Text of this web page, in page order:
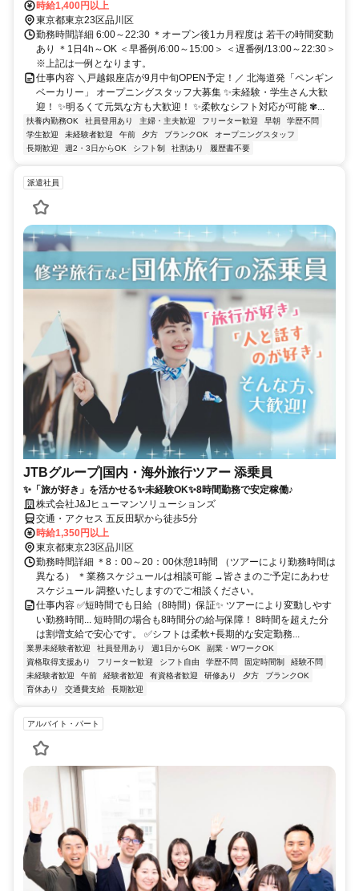
時給1,400円以上
東京都東京23区品川区
勤務時間詳細 6:00～22:30 ＊オープン後1カ月程度は 若干の時間変動
あり ＊1日4h～OK ＜早番例/6:00～15:00＞ ＜遅番例/13:00～22:30＞
※上記は一例となります。
仕事内容 ＼戸越銀座店が9月中旬OPEN予定！／ 北海道発「ペンギン
ベーカリー」 オープニングスタッフ大募集 ✨未経験・学生さん大歓
迎！ ✨明るくて元気な方も大歓迎！ ✨柔軟なシフト対応が可能 ✾...
扶養内勤務OK 社員登用あり 主婦・主夫歓迎 フリーター歓迎 早朝
学歴不問
学生歓迎
未経験者歓迎 午前 夕方 ブランクOK
オープニングスタッフ
長期歓迎
週2・3日からOK シフト制 社割あり 履歴書不要
派遣社員
JTBグループ|国内・海外旅行ツアー 添乗員
✨「旅が好き」を活かせる✨未経験OK✨8時間勤務で安定稼働♪
株式会社J&Jヒューマンソリューションズ
交通・アクセス 五反田駅から徒歩5分
時給1,350円以上
東京都東京23区品川区
勤務時間詳細 ＊8：00～20：00休憩1時間 （ツアーにより勤務時間は
異なる） ＊業務スケジュールは相談可能 →皆さまのご予定にあわせ
スケジュール 調整いたしますのでご相談ください。
仕事内容 ✅短時間でも日給（8時間）保証✨ ツアーにより変動しやす
い勤務時間... 短時間の場合も8時間分の給与保障！ 8時間を超えた分
は割増支給で安心です。 ✅シフトは柔軟+長期的な安定勤務...
業界未経験者歓迎 社員登用あり 週1日からOK
副業・WワークOK
資格取得支援あり
フリーター歓迎 シフト自由 学歴不問 固定時間制
経験不問
未経験者歓迎
午前 経験者歓迎 有資格者歓迎 研修あり 夕方
ブランクOK
育休あり
交通費支給 長期歓迎
アルバイト・パート